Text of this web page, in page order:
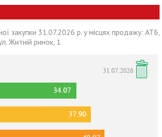
закупки 31.07.2026 р. у місцях продажу: АТБ,
Житній ринок, 1